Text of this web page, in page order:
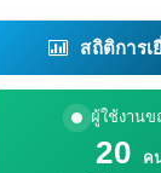
สถิติการ
ผู้ใช้งาน
20 ค